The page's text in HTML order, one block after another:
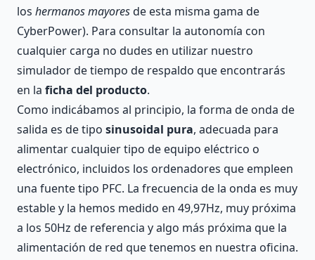
los hermanos mayoresde esta misma gama de
CyberPower). Para consultar la autonomía con
cualquier carga no dudes en utilizar nuestro
simulador de tiempo de respaldo que encontrarás
en la ficha del producto.
Como indicábamos al principio, la forma de onda de
salida es de tipo sinusoidal pura, adecuada para
alimentar cualquier tipo de equipo eléctrico o
electrónico, incluidos los ordenadores que empleen
una fuente tipo PFC. La frecuencia de la onda es muy
estable y la hemos medido en 49,97Hz, muy próxima
a los 50Hz de referencia y algo más próxima que la
alimentación de red que tenemos en nuestra oficina.